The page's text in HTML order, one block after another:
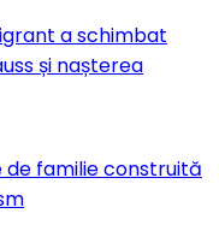
a schimbat
și nașterea
de familie construită